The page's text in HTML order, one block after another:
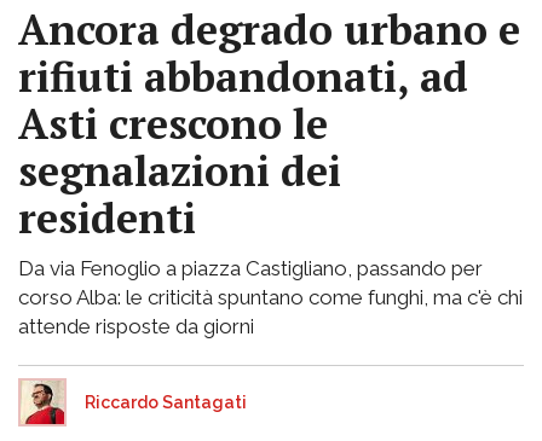
Ancora degrado urbano e
rifiuti abbandonati, ad
Asti crescono le
segnalazioni dei
residenti
Da via Fenoglio a piazza Castigliano, passando per
corso Alba: le criticità spuntano come funghi, ma c'è chi
attende risposte da giorni
Riccardo Santagati